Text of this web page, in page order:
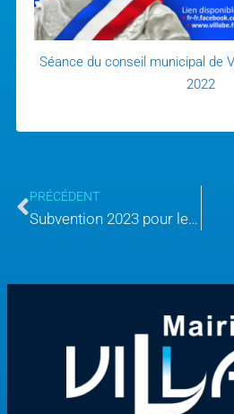
Séance du conseil municipal de
2022
PRÉCÉDENT
Subvention 2023 pour les associations